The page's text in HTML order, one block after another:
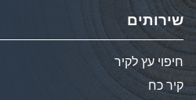
שירותים
חיפוי עץ לקיר
קיר כח